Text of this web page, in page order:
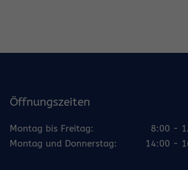
Öffnungszeiten
Montag bis Freitag:
8:00 -
Montag und Donnerstag:
14:00 -